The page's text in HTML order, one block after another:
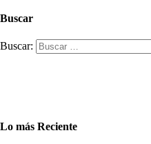
Buscar
Buscar:
Lo más Reciente